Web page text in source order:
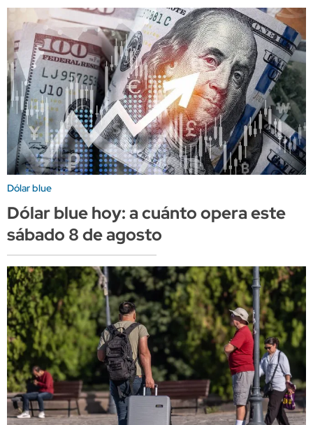
Dólar blue
Dólar blue hoy: a cuánto opera este
sábado 8 de agosto